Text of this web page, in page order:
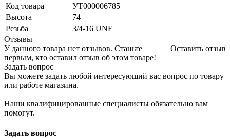
Код товара
УТ000006785
Высота
74
Резьба
3/4-16 UNF
Отзывы
Оставить отзыв
У данного товара нет отзывов. Станьте
первым, кто оставил отзыв об этом товаре!
Задать вопрос
Вы можете задать любой интересующий вас вопрос по товару
или работе магазина.
Наши квалифицированные специалисты обязательно вам
помогут.
Задать вопрос